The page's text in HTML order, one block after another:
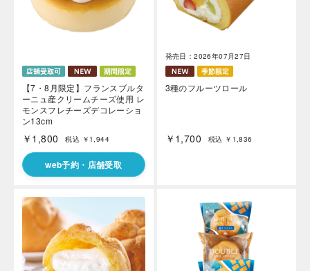
【7・8月限定】フランスブルタ
ーニュ産クリームチーズ使用 レ
モンスフレチーズデコレーショ
ン13cm
￥1,800 税込 ￥1,944
web予約・店舗受取
発売日：2026年07月27日
3種のフルーツロール
￥1,700 税込 ￥1,836
岳や末広がりを意味す
やつ時」という意味を込
。雄大な八ヶ岳山麓の自
れる、こだわりのスイー
さい。
Indonesia
Malaysia
Hong Kong